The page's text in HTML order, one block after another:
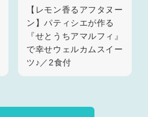
【レモン香るアフタヌー
ン】パティシエが作る
『せとうちアマルフィ』
で幸せウェルカムスイー
ツ♪／2食付